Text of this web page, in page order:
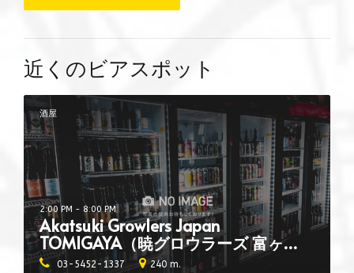
近くのビアスポット
酒屋
Akatsuki Growlers Japan
TOMIGAYA（暁グロウラーズ 富ヶ
谷）
2:00 PM - 8:00 PM
03-5452-1337 240 m.